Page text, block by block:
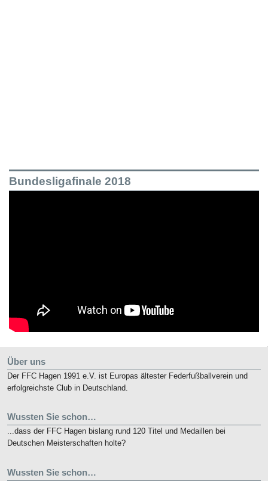
Bundesligafinale 2018
Über uns
Der FFC Hagen 1991 e.V. ist Europas ältester Federfußballverein und
erfolgreichste Club in Deutschland.
Wussten Sie schon…
...dass der FFC Hagen bislang rund 120 Titel und Medaillen bei
Deutschen Meisterschaften holte?
Wussten Sie schon…